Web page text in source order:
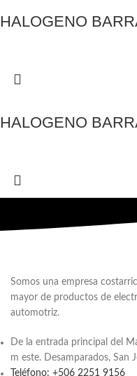
HALOGENO
HALOGENO
Somos una empresa
mayor de productos de
automotriz.
De la entrada principal del
m este. Desamparados, San
Teléfono: +506 2251 9156